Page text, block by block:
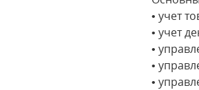
• учет
• учет
•
•
•